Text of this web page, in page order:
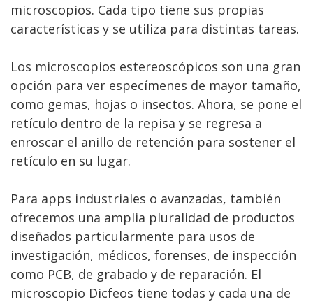
microscopios. Cada tipo tiene sus propias
características y se utiliza para distintas tareas.
Los microscopios estereoscópicos son una gran
opción para ver especímenes de mayor tamaño,
como gemas, hojas o insectos. Ahora, se pone el
retículo dentro de la repisa y se regresa a
enroscar el anillo de retención para sostener el
retículo en su lugar.
Para apps industriales o avanzadas, también
ofrecemos una amplia pluralidad de productos
diseñados particularmente para usos de
investigación, médicos, forenses, de inspección
como PCB, de grabado y de reparación. El
microscopio Dicfeos tiene todas y cada una de